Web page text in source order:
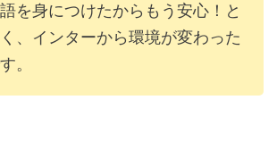
を身につけたからもう安心！と
、インターから環境が変わった
。